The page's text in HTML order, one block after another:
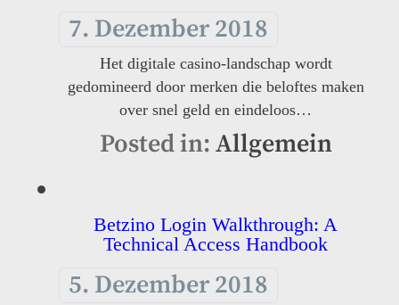
7. Dezember 2018
Het digitale casino-landschap wordt
gedomineerd door merken die beloftes maken
over snel geld en eindeloos…
Posted in: Allgemein
Betzino Login Walkthrough: A
Technical Access Handbook
5. Dezember 2018